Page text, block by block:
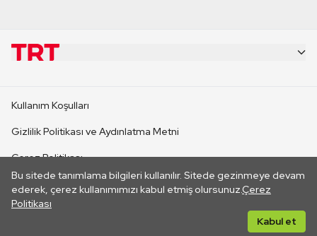
Bu sitede tanımlama bilgileri kullanılır. Sitede gezinmeye devam
ederek, çerez kullanımımızı kabul etmiş olursunuz.Çerez
Politikası
Kabul et
CANLI YAYINLAR
Kullanım Koşulları
Gizlilik Politikası ve Aydınlatma Metni
Çerez Politikası
İletişim
Her hakkı saklıdır. ©2026 TRT. Bağlantı yoluyla gidilen dış